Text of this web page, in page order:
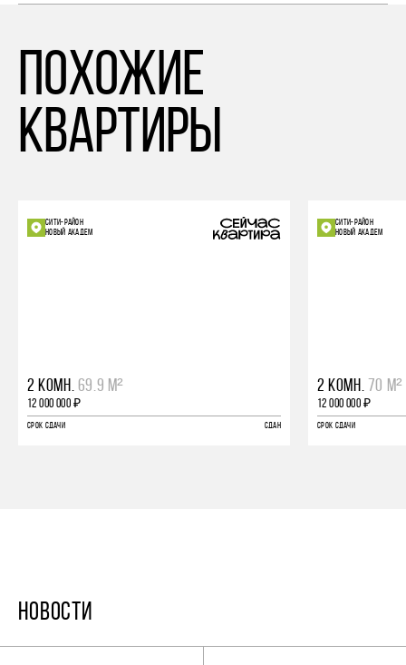
похожие
квартиры
СИТИ-РАЙОН
НОВЫЙ АКАДЕМ
2 КОМН. 69.9 М²
12 000 000 ₽
СРОК СДАЧИ СДАН
СИТИ-РАЙОН
НОВЫЙ АКАДЕМ
2 КОМН. 70 М²
12 000 000 ₽
СРОК СДАЧИ
НОВОСТИ